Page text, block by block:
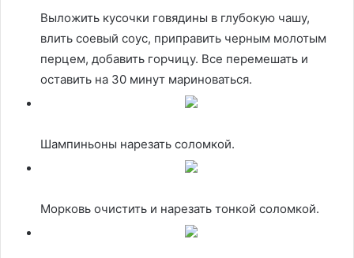
Выложить кусочки говядины в глубокую чашу,
влить соевый соус, приправить черным молотым
перцем, добавить горчицу. Все перемешать и
оставить на 30 минут мариноваться.
Шампиньоны нарезать соломкой.
Морковь очистить и нарезать тонкой соломкой.